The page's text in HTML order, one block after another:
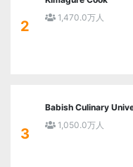
2
1,470.0万人
3
Babish Culinary
1,050.0万人